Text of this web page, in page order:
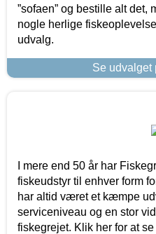
”sofaen” og bestille alt det,
nogle herlige
udvalg.
Se udvalget
I mere end 50 år har
fiskeudstyr til enhver form
har altid været et kæmpe
serviceniveau og en stor
fiskegrejet. Klik her for at